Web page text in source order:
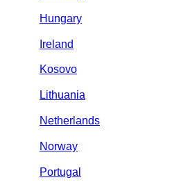
Hungary
Ireland
Kosovo
Lithuania
Netherlands
Norway
Portugal